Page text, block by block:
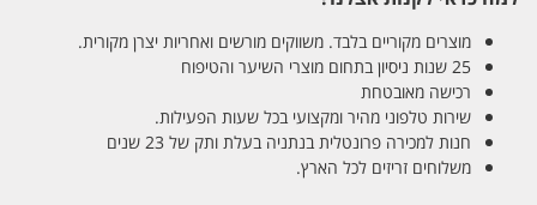
מוצרים מקוריים בלבד. משווקים מורשים ואחריות יצרן מקורית.
25 שנות ניסיון בתחום מוצרי השיער והטיפוח
רכישה מאובטחת
שירות טלפוני מהיר ומקצועי בכל שעות הפעילות.
חנות למכירה פרונטלית בנתניה בעלת ותק של 23 שנים
משלוחים זריזים לכל הארץ.